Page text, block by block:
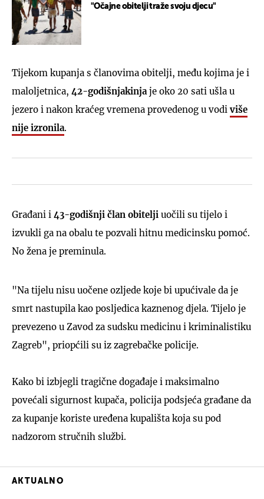
"Očajne obitelji traže svoju djecu"
Tijekom kupanja s članovima obitelji, među kojima je i
maloljetnica, 42-godišnjakinja je oko 20 sati ušla u
jezero i nakon kraćeg vremena provedenog u vodiviše
nije izronila.
Građani i 43-godišnji član obitelji uočili su tijelo i
izvukli ga na obalu te pozvali hitnu medicinsku pomoć.
No žena je preminula.
"Na tijelu nisu uočene ozljede koje bi upućivale da je
smrt nastupila kao posljedica kaznenog djela. Tijelo je
prevezeno u Zavod za sudsku medicinu i kriminalistiku
Zagreb", priopćili su iz zagrebačke policije.
Kako bi izbjegli tragične događaje i maksimalno
povećali sigurnost kupača, policija podsjeća građane da
za kupanje koriste uređena kupališta koja su pod
nadzorom stručnih službi.
AKTUALNO